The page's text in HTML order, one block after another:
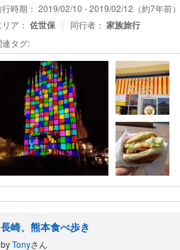
行時期： 2019/02/10 - 2019/02/12（約7年前）
ア： 佐世保 同行者： 家族旅行
連タグ:
長崎、熊本食べ歩き
byTonyさん